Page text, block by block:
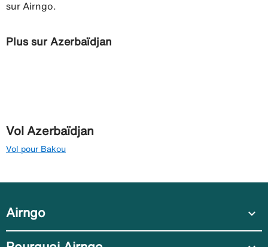
sur Airngo.
Plus sur Azerbaïdjan
Vol Azerbaïdjan
Vol pour Bakou
Airngo expand_more